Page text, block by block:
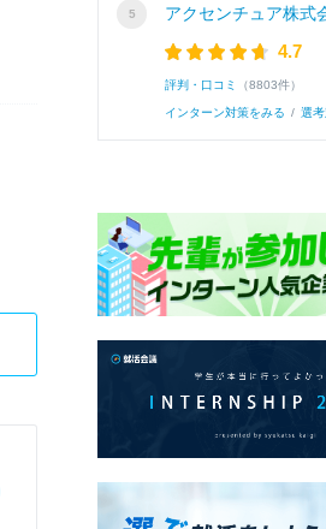
5Daysイン
アクセンチュア株式
4.7
評判・口コミ （8803件）
インターン対策をみる / 選